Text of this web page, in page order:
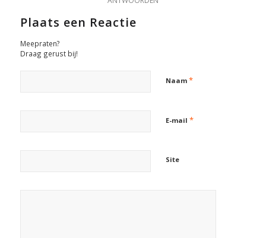
Plaats een Reactie
Meepraten?
Draag gerust bij!
Naam *
E-mail *
Site